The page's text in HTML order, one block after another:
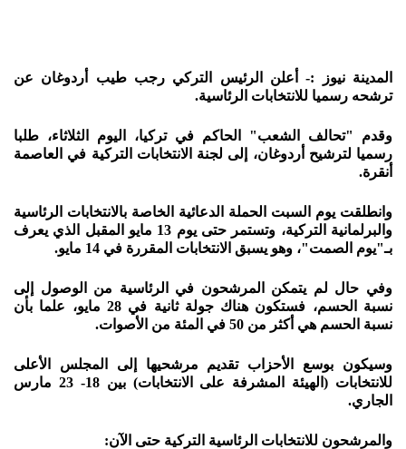
المدينة نيوز :- أعلن الرئيس التركي رجب طيب أردوغان عن
ترشحه رسميا للانتخابات الرئاسية.
وقدم "تحالف الشعب" الحاكم في تركيا، اليوم الثلاثاء، طلبا
رسميا لترشيح أردوغان، إلى لجنة الانتخابات التركية في العاصمة
أنقرة.
وانطلقت يوم السبت الحملة الدعائية الخاصة بالانتخابات الرئاسية
والبرلمانية التركية، وتستمر حتى يوم 13 مايو المقبل الذي يعرف
بـ"يوم الصمت"، وهو يسبق الانتخابات المقررة في 14 مايو.
وفي حال لم يتمكن المرشحون في الرئاسية من الوصول إلى
نسبة الحسم، فستكون هناك جولة ثانية في 28 مايو، علما بأن
نسبة الحسم هي أكثر من 50 في المئة من الأصوات.
وسيكون بوسع الأحزاب تقديم مرشحيها إلى المجلس الأعلى
للانتخابات (الهيئة المشرفة على الانتخابات) بين 18- 23 مارس
الجاري.
والمرشحون للانتخابات الرئاسية التركية حتى الآن: